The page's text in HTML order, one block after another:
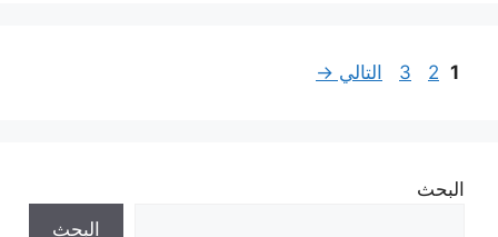
Page
1
Page
2
Page
3 التالي →
البحث
البحث